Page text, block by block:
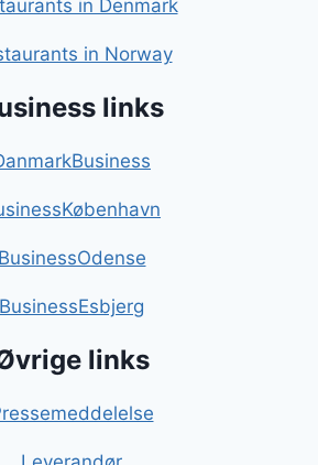
in Denmark
in Norway
links
BusinessOdense
BusinessEsbjerg
links